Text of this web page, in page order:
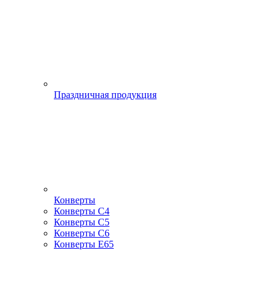
Праздничная продукция
Конверты
Конверты С4
Конверты С5
Конверты С6
Конверты Е65